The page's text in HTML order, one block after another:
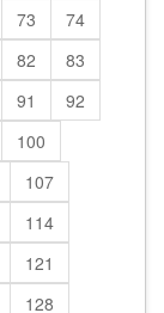
73
74
82
83
91
92
100
107
114
121
128